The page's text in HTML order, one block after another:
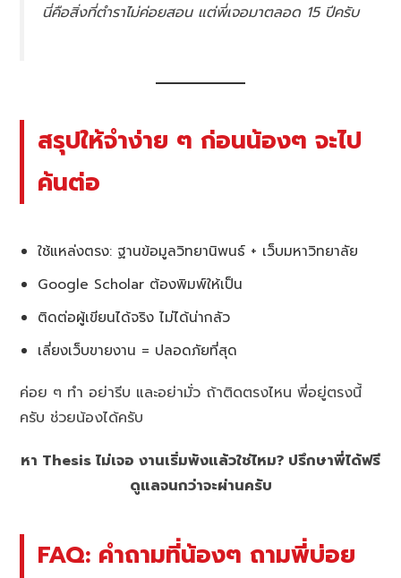
นี่คือสิ่งที่ตำราไม่ค่อยสอน แต่พี่เจอมาตลอด 15 ปีครับ
สรุปให้จำง่าย ๆ ก่อนน้องๆ จะไป
ค้นต่อ
ใช้แหล่งตรง: ฐานข้อมูลวิทยานิพนธ์ + เว็บมหาวิทยาลัย
Google Scholar ต้องพิมพ์ให้เป็น
ติดต่อผู้เขียนได้จริง ไม่ได้น่ากลัว
เลี่ยงเว็บขายงาน = ปลอดภัยที่สุด
ค่อย ๆ ทำ อย่ารีบ และอย่ามั่ว ถ้าติดตรงไหน พี่อยู่ตรงนี้
ครับ ช่วยน้องได้ครับ
หา Thesis ไม่เจอ งานเริ่มพังแล้วใช่ไหม? ปรึกษาพี่ได้ฟรี
ดูแลจนกว่าจะผ่านครับ
FAQ: คำถามที่น้องๆ ถามพี่บ่อย